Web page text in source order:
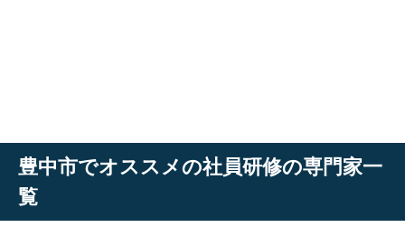
豊中市でオススメの社員研修の専門家一
覧